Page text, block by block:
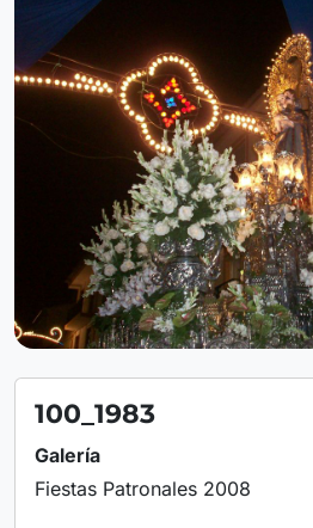
100_1983
Galería
Fiestas Patronales 2008